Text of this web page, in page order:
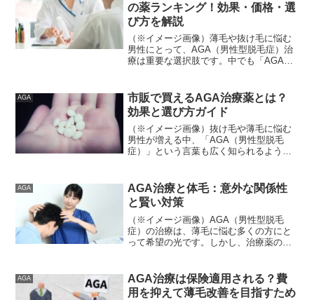
の薬ランキング！効果・価格・選
び方を解説
（※イメージ画像）薄毛や抜け毛に悩む
男性にとって、AGA（男性型脱毛症）治
療は重要な選択肢です。中でも「AGA
の研究やユーザーの口コミをもとに、
AGA治療薬のおすすめを...
AGA
市販で買えるAGA治療薬とは？
効果と選び方ガイド
（※イメージ画像）抜け毛や薄毛に悩む
男性が増える中、「AGA（男性型脱毛
症）」という言葉も広く知られるように
っています。本記事では、AGA治療薬の
市販品に焦点を当て、効...
AGA
AGA治療と体毛：意外な関係性
と賢い対策
（※イメージ画像）AGA（男性型脱毛
症）の治療は、薄毛に悩む多くの方にと
って希望の光です。しかし、治療薬の服
は非常に重要です。特に、「体毛への影
響」は、あまり知られてい...
AGA
AGA治療は保険適用される？費
用を抑えて薄毛改善を目指すため